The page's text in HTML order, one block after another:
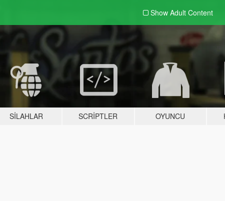
Show Adult Content
SILAHLAR SCRIPTLER OYUNCU